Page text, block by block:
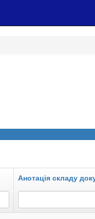
Анотація складу